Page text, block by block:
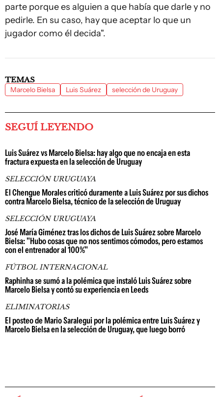
parte porque es alguien a que había que darle y no
pedirle. En su caso, hay que aceptar lo que un
jugador como él decida".
TEMAS
Marcelo Bielsa Luis Suárez selección de Uruguay
SEGUÍ LEYENDO
Luis Suárez vs Marcelo Bielsa: hay algo que no encaja en esta
fractura expuesta en la selección de Uruguay
SELECCIÓN URUGUAYA
El Chengue Morales criticó duramente a Luis Suárez por sus dichos
contra Marcelo Bielsa, técnico de la selección de Uruguay
SELECCIÓN URUGUAYA
José María Giménez tras los dichos de Luis Suárez sobre Marcelo
Bielsa: "Hubo cosas que no nos sentimos cómodos, pero estamos
con el entrenador al 100%"
FÚTBOL INTERNACIONAL
Raphinha se sumó a la polémica que instaló Luis Suárez sobre
Marcelo Bielsa y contó su experiencia en Leeds
ELIMINATORIAS
El posteo de Mario Saralegui por la polémica entre Luis Suárez y
Marcelo Bielsa en la selección de Uruguay, que luego borró